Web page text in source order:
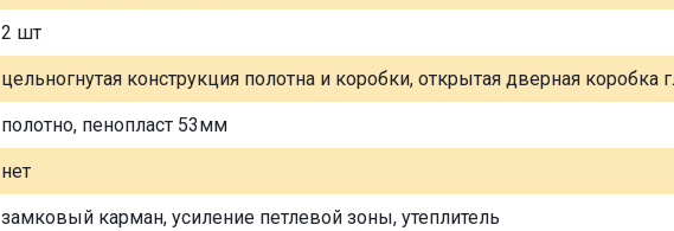
2 шт
цельногнутая конструкция полотна и коробки, открытая дверная коробка
полотно, пенопласт 53мм
нет
замковый карман, усиление петлевой зоны, утеплитель